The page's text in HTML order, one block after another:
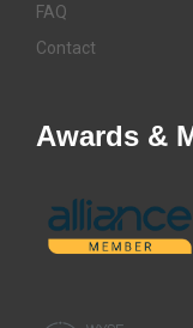
FAQ
Contact
Awards &